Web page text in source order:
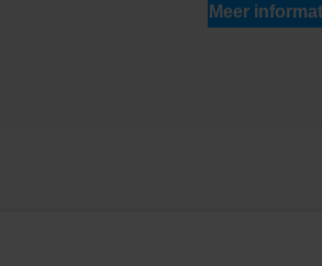
Meer